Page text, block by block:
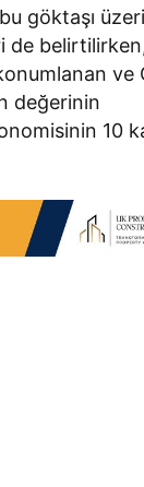
göktaşı
de
ve
değerinin
10